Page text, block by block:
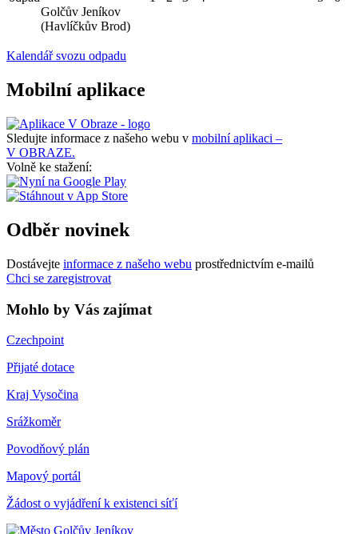
Golčův Jeníkov
(Havlíčkův Brod)
Kalendář svozu odpadu
Mobilní aplikace
Sledujte informace z našeho webu v mobilní aplikaci –
V OBRAZE.
Volně ke stažení:
Odběr novinek
Dostávejte informace z našeho webu prostřednictvím e-mailů
Chci se zaregistrovat
Mohlo by Vás zajímat
Czechpoint
Přijaté dotace
Kraj Vysočina
Srážkoměr
Povodňový plán
Mapový portál
Žádost o vyjádření k existenci síťí